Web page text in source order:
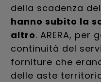
della scadenza
hanno subito la
altro. ARERA,
continuità del
forniture che
delle aste